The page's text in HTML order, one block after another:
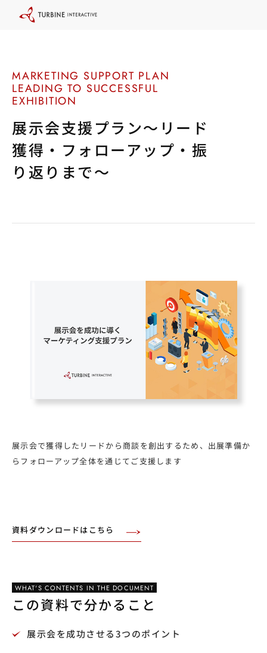
展示会支援プラン～リード
獲得・フォローアップ・振
り返りまで～
展示会で獲得したリードから商談を創出するため、出展準備か
らフォローアップ全体を通じてご支援します
資料ダウンロードはこちら
WHAT'S CONTENTS IN THE DOCUMENT
この資料で分かること
展示会を成功させる3つのポイント